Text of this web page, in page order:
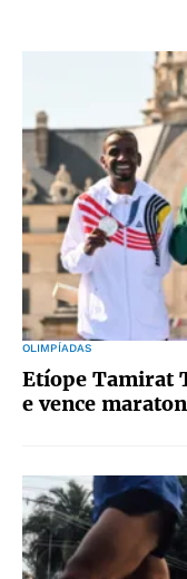
OLIMPÍADAS
Etíope Tamirat
e vence